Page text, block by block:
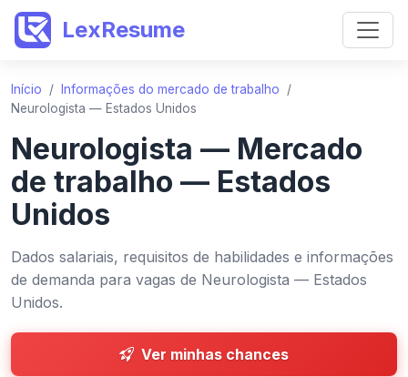
LexResume
Início / Informações do mercado de trabalho
/
Neurologista — Estados Unidos
Neurologista — Mercado
de trabalho — Estados
Unidos
Dados salariais, requisitos de habilidades e informações
de demanda para vagas de Neurologista — Estados
Unidos.
Ver minhas chances